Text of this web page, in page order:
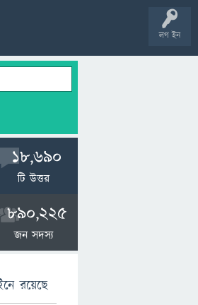
লগ ইন
18,690
টি উত্তর
890,225
জন সদস্য
রয়েছে